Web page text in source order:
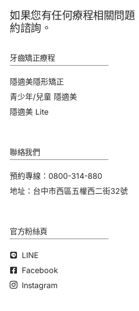
如果您有任何療程相關問題
約諮詢。
牙齒矯正療程
隱適美隱形矯正
青少年/兒童 隱適美
隱適美 Lite
聯絡我們
預約專線：0800-314-880
地址：台中市西區五權西二街32號
官方粉絲頁
LINE
Facebook
Instagram